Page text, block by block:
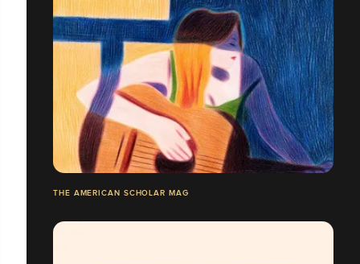
THE AMERICAN SCHOLAR MAG